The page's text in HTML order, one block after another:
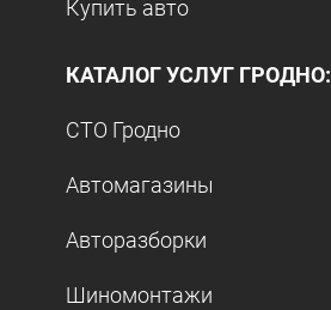
Купить авто
КАТАЛОГ УСЛУГ ГРОДНО:
СТО Гродно
Автомагазины
Авторазборки
Шиномонтажи